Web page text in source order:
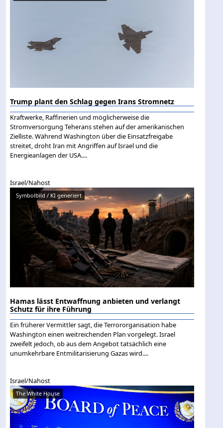
Trump plant den Schlag gegen Irans Stromnetz
Kraftwerke, Raffinerien und möglicherweise die
Stromversorgung Teherans stehen auf der amerikanischen
Zielliste. Während Washington über die Einsatzfreigabe
streitet, droht Iran mit Angriffen auf Israel und die
Energieanlagen der USA....
Israel/Nahost
Symbolbild / KI generiert
Hamas lässt Entwaffnung anbieten und verlangt
Schutz für ihre Führung
Ein früherer Vermittler sagt, die Terrororganisation habe
Washington einen weitreichenden Plan vorgelegt. Israel
zweifelt jedoch, ob aus dem Angebot tatsächlich eine
unumkehrbare Entmilitarisierung Gazas wird....
Israel/Nahost
The White House